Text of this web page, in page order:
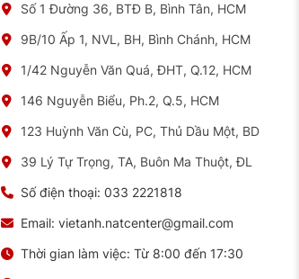
Số 1 Đường 36, BTĐ B, Bình Tân, HCM
9B/10 Ấp 1, NVL, BH, Bình Chánh, HCM
1/42 Nguyễn Văn Quá, ĐHT, Q.12, HCM
146 Nguyễn Biểu, Ph.2, Q.5, HCM
123 Huỳnh Văn Cù, PC, Thủ Dầu Một, BD
39 Lý Tự Trọng, TA, Buôn Ma Thuột, ĐL
Số điện thoại: 033 2221818
Email: vietanh.natcenter@gmail.com
Thời gian làm việc: Từ 8:00 đến 17:30